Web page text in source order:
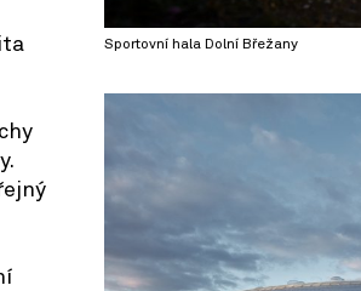
Sportovní hala Dolní Břežany